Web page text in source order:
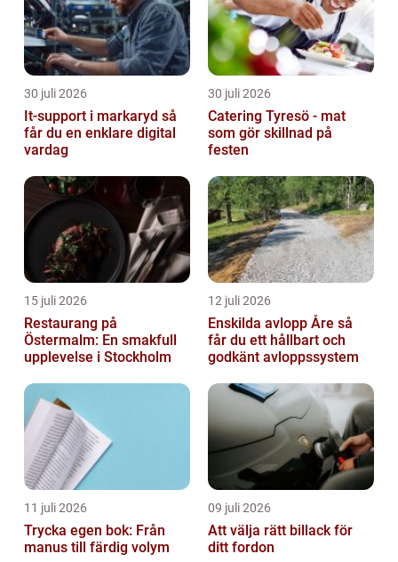
30 juli 2026
It-support i markaryd så
får du en enklare digital
vardag
30 juli 2026
Catering Tyresö - mat
som gör skillnad på
festen
15 juli 2026
Restaurang på
Östermalm: En smakfull
upplevelse i Stockholm
12 juli 2026
Enskilda avlopp Åre så
får du ett hållbart och
godkänt avloppssystem
11 juli 2026
Trycka egen bok: Från
manus till färdig volym
09 juli 2026
Att välja rätt billack för
ditt fordon